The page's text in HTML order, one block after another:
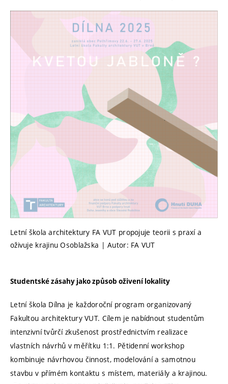
Letní škola architektury FA VUT propojuje teorii s praxí a
oživuje krajinu Osoblažska | Autor: FA VUT
Studentské zásahy jako způsob oživení lokality
Letní škola Dílna je každoroční program organizovaný
Fakultou architektury VUT. Cílem je nabídnout studentům
intenzivní tvůrčí zkušenost prostřednictvím realizace
vlastních návrhů v měřítku 1:1. Pětidenní workshop
kombinuje návrhovou činnost, modelování a samotnou
stavbu v přímém kontaktu s místem, materiály a krajinou.